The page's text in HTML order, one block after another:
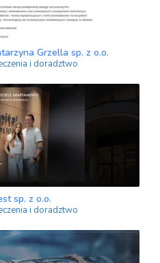
Grzella sp. z o.o.
i doradztwo
sp. z o.o.
i doradztwo